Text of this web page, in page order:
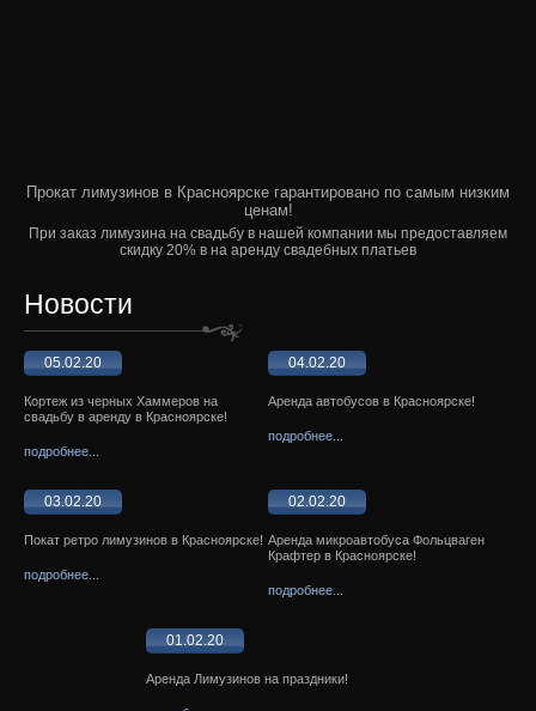
Прокат лимузинов в Красноярске гарантировано по самым низким
ценам!
При заказ лимузина на свадьбу в нашей компании мы предоставляем
скидку 20% в на аренду свадебных платьев
Новости
05.02.20
Кортеж из черных Хаммеров на
свадьбу в аренду в Красноярске!
подробнее...
04.02.20
Аренда автобусов в Красноярске!
подробнее...
03.02.20
Покат ретро лимузинов в Красноярске!
подробнее...
02.02.20
Аренда микроавтобуса Фольцваген
Крафтер в Красноярске!
подробнее...
01.02.20
Аренда Лимузинов на праздники!